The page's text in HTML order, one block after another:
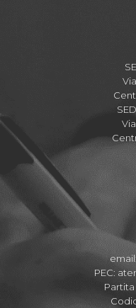
email:
PEC:
Partita